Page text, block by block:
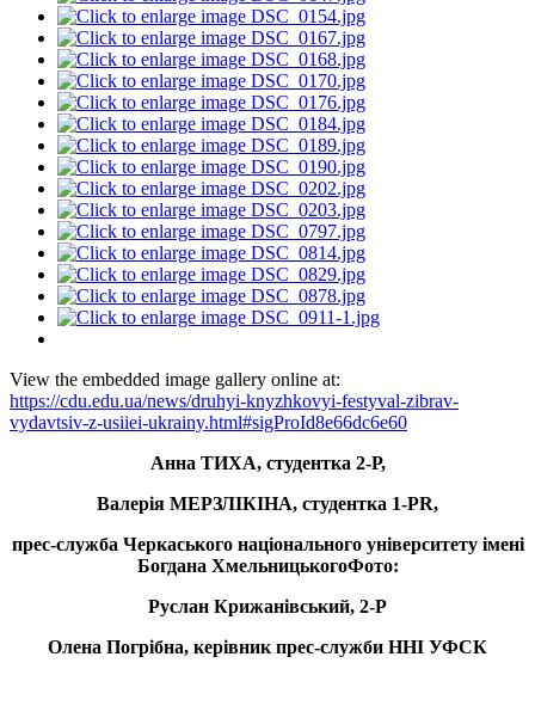
View the embedded image gallery online at:
https://cdu.edu.ua/news/druhyi-knyzhkovyi-festyval-zibrav-
vydavtsiv-z-usiiei-ukrainy.html#sigProId8e66dc6e60
Анна ТИХА, студентка 2-Р,
Валерія МЕРЗЛІКІНА, студентка 1-PR,
прес-служба Черкаського національного університету імені
Богдана ХмельницькогоФото:
Руслан Крижанівський, 2-Р
Олена Погрібна, керівник прес-служби ННІ УФСК